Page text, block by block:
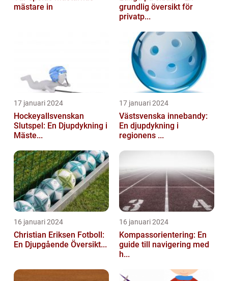
mästare in
grundlig översikt för
privatp...
17 januari 2024
Hockeyallsvenskan
Slutspel: En Djupdykning i
Mäste...
17 januari 2024
Västsvenska innebandy:
En djupdykning i
regionens ...
16 januari 2024
Christian Eriksen Fotboll:
En Djupgående Översikt...
16 januari 2024
Kompassorientering: En
guide till navigering med
h...